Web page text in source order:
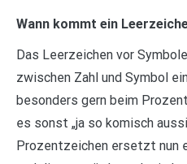
Wann kommt ein
Das Leerzeichen vor
zwischen Zahl und Symbol
besonders gern beim
es sonst „ja so komisch
Prozentzeichen ersetzt nun